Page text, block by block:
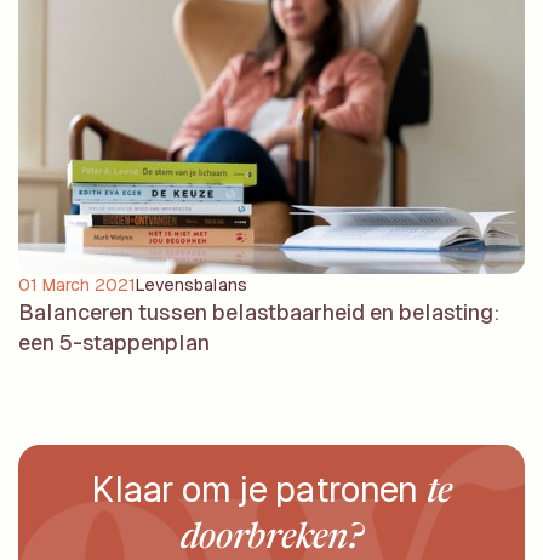
01 March 2021Levensbalans
Balanceren tussen belastbaarheid en belasting:
een 5-stappenplan
Klaar om je patronen te
doorbreken?